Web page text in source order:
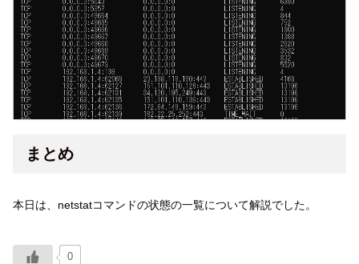
まとめ
本日は、netstatコマンドの状態の一覧について解説でした。
0